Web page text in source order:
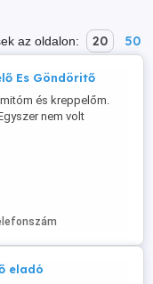
az oldalon: 20 50
Es Göndöritő
és kreppelőm.
nem volt
privát üzenetben,
Szállításban
csak személyes
eladó